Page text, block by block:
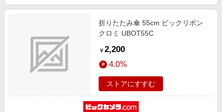
折りたたみ傘 55cm ビックリボン
クロミ UBOT55C
￥ 2,200
4.0%
ストアにすすむ